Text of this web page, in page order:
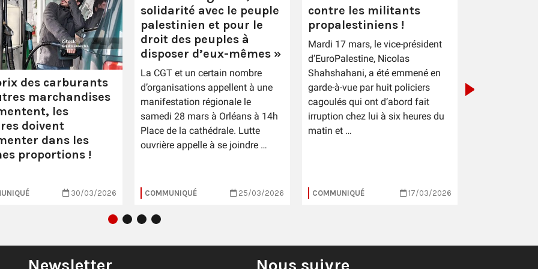
des carburants
marchandises
les
doivent
dans les
proportions !
30/03/2026
solidarité avec le peuple
palestinien et pour le
droit des peuples à
disposer d’eux-mêmes »
La CGT et un certain nombre
d’organisations appellent à une
manifestation régionale le
samedi 28 mars à Orléans à 14h
Place de la cathédrale. Lutte
ouvrière appelle à se joindre …
COMMUNIQUÉ 25/03/2026
contre les militants
propalestiniens !
Mardi 17 mars, le vice-président
d’EuroPalestine, Nicolas
Shahshahani, a été emmené en
garde-à-vue par huit policiers
cagoulés qui ont d’abord fait
irruption chez lui à six heures du
matin et …
COMMUNIQUÉ 17/03/2026